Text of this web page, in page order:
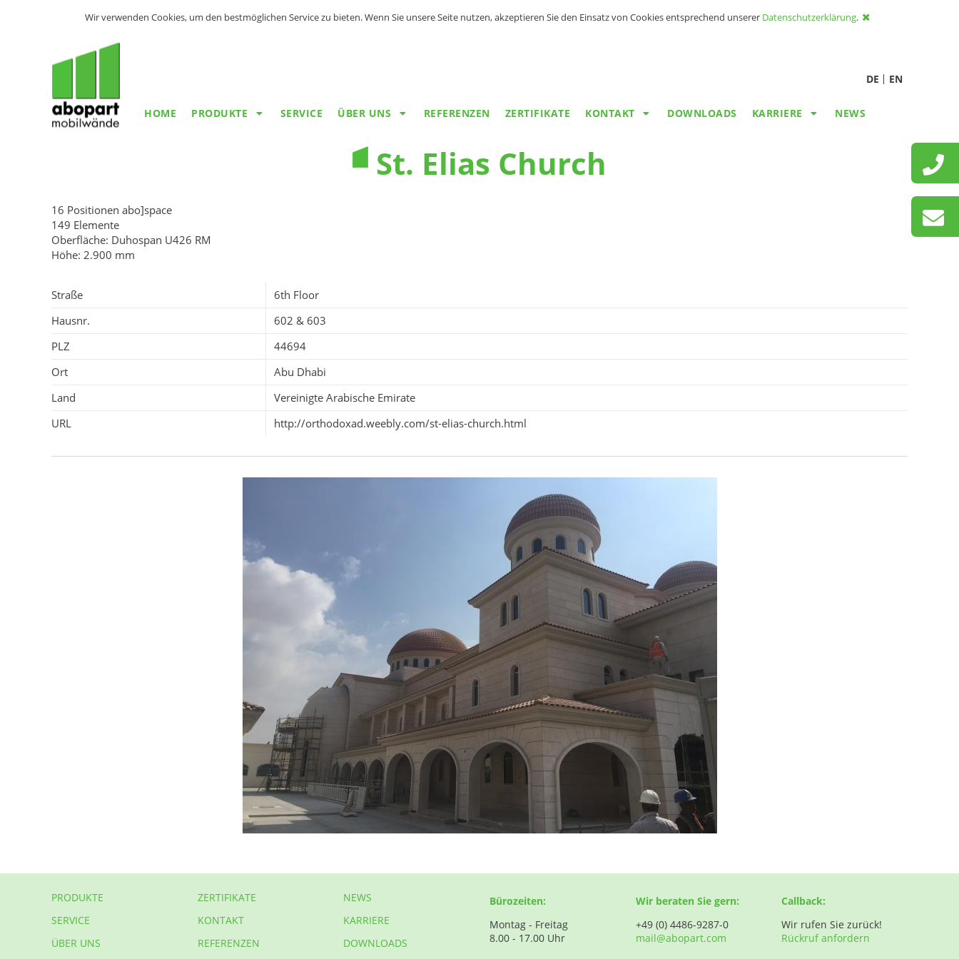
Wir verwenden Cookies, um den bestmöglichen Service zu bieten. Wenn Sie unsere Seite nutzen, akzeptieren Sie den Einsatz von Cookies entsprechend unserer Datenschutzerklärung.
DE EN
HOME PRODUKTE SERVICE ÜBER UNS REFERENZEN ZERTIFIKATE KONTAKT DOWNLOADS KARRIERE NEWS
St. Elias Church
16 Positionen abo]space
149 Elemente
Oberfläche: Duhospan U426 RM
Höhe: 2.900 mm
Straße
6th Floor
Hausnr.
602 & 603
PLZ
44694
Ort
Abu Dhabi
Land
Vereinigte Arabische Emirate
URL
http://orthodoxad.weebly.com/st-elias-church.html
PRODUKTE
SERVICE
ÜBER UNS
ZERTIFIKATE
KONTAKT
REFERENZEN
NEWS
KARRIERE
DOWNLOADS
Bürozeiten:
Montag - Freitag
8.00 - 17.00 Uhr
Wir beraten Sie gern:
+49 (0) 4486-9287-0
mail@abopart.com
Callback:
Wir rufen Sie zurück!
Rückruf anfordern